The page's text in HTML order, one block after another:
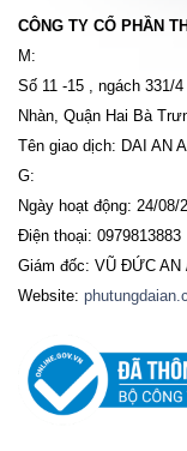
CÔNG TY CỔ PHẦN
M:
Số 11 -15 , ngách 331/
Nhàn, Quận Hai Bà
Tên giao dịch: DAI AN
G:
Ngày hoạt động: 24/08/
Điện thoại: 0979813883
Giám đốc: VŨ ĐỨC AN
Website: